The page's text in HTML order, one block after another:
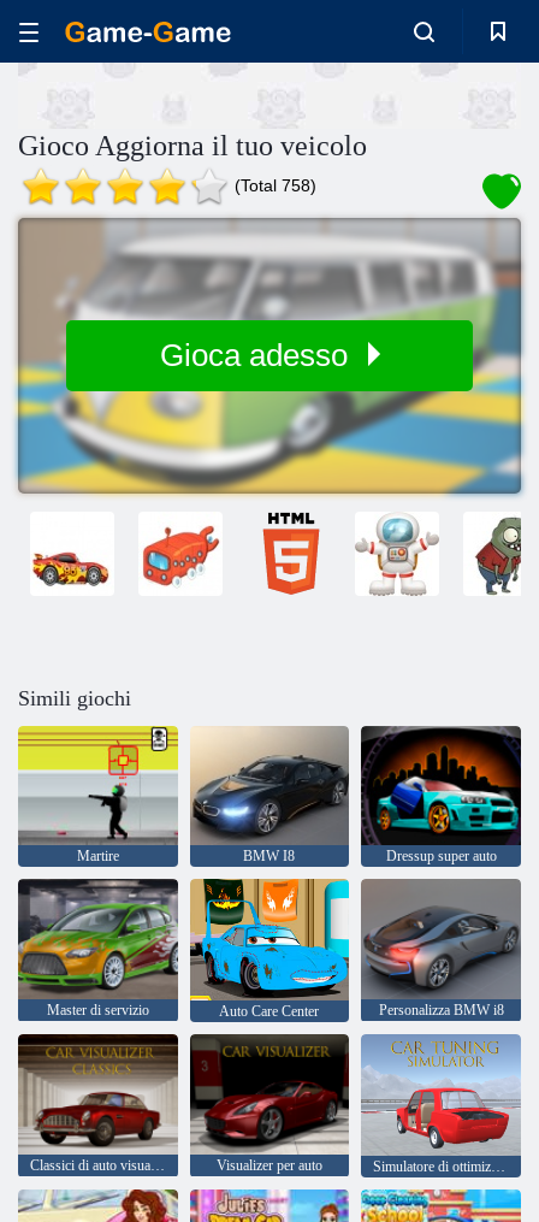
Gioco Aggiorna il tuo veicolo
(Total 758)
Gioca adesso
Simili giochi
Martire BMW I8 Dressup super auto
Master di servizio Auto Care Center Personalizza BMW i8
Visualizer per auto Simulatore di ottimizzazione dell'auto